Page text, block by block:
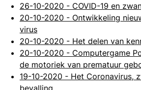
26-10-2020 - COVID-19 en
20-10-2020 - Ontwikkeling
virus
20-10-2020 - Het delen van
20-10-2020 - Computergame
de motoriek van prematuur
19-10-2020 - Het Coronavirus,